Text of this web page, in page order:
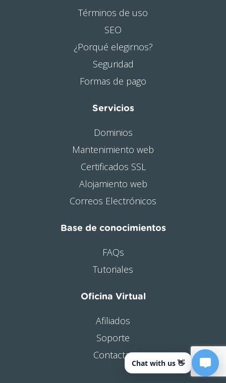
Términos de uso
SEO
¿Porqué elegirnos?
Seguridad
Formas de pago
Servicios
Dominios
Mantenimiento web
Certificados SSL
Alojamiento web
Correos Electrónicos
Base de conocimientos
FAQs
Tutoriales
Oficina Virtual
Afiliados
Soporte
Contactar
Chat with us 👋